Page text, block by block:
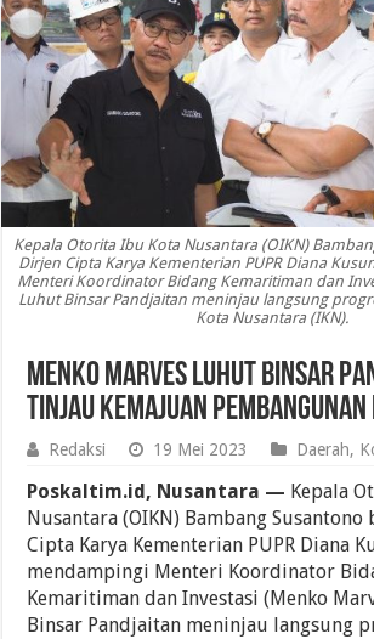
Kepala Otorita Ibu Kota Nusantara (OIKN)
Dirjen Cipta Karya Kementerian PUPR Diana
Menteri Koordinator Bidang Kemaritiman dan
Luhut Binsar Pandjaitan meninjau langsung
Kota Nusantara (IKN).
Menko Marves Luhut Binsar
Tinjau Kemajuan Pembangunan
Redaksi 19 Mei 2023 Daerah,
Poskaltim.id, Nusantara — Kepala
Nusantara (OIKN) Bambang Susantono
Cipta Karya Kementerian PUPR Diana
mendampingi Menteri Koordinator
Kemaritiman dan Investasi (Menko
Binsar Pandjaitan meninjau langsung